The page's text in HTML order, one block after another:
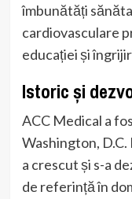
îmbunătăți
cardiovasculare
educației și
Istoric și
ACC Medical a
Washington,
a crescut și s-a
de referință în